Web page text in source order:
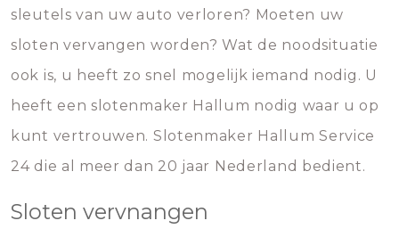
sleutels van uw auto verloren? Moeten uw
sloten vervangen worden? Wat de noodsituatie
ook is, u heeft zo snel mogelijk iemand nodig. U
heeft een slotenmaker Hallum nodig waar u op
kunt vertrouwen. Slotenmaker Hallum Service
24 die al meer dan 20 jaar Nederland bedient.
Sloten vervnangen